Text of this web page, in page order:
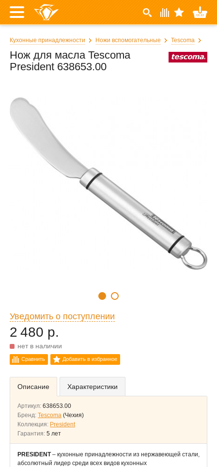
Кухонные принадлежности Ножи вспомогательные Tescoma
Нож для масла Tescoma
President 638653.00
Уведомить о поступлении
2 480 р.
нет в наличии
Сравнить Добавить в избранное
Описание Характеристики
Артикул: 638653.00
Бренд: Tescoma (Чехия)
Коллекция: President
Гарантия: 5 лет
PRESIDENT– кухонные принадлежности из нержавеющей стали,
абсолютный лидер среди всех видов кухонных